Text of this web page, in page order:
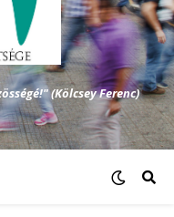
(Kölcsey Ferenc)